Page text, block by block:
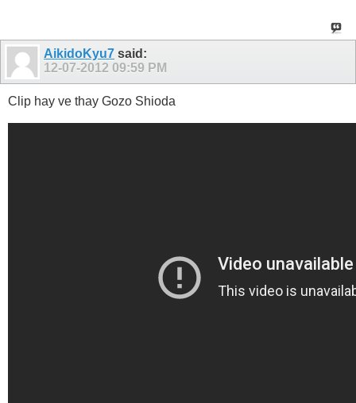
AikidoKyu7 said:
12-07-2012 09:59 PM
Clip hay ve thay Gozo Shioda